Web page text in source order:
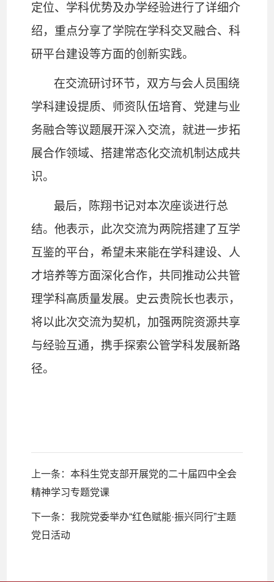
定位、学科优势及办学经验进行了详细介
绍，重点分享了学院在学科交叉融合、科
研平台建设等方面的创新实践。
在交流研讨环节，双方与会人员围绕
学科建设提质、师资队伍培育、党建与业
务融合等议题展开深入交流，就进一步拓
展合作领域、搭建常态化交流机制达成共
识。
最后，陈翔书记对本次座谈进行总
结。他表示，此次交流为两院搭建了互学
互鉴的平台，希望未来能在学科建设、人
才培养等方面深化合作，共同推动公共管
理学科高质量发展。史云贵院长也表示，
将以此次交流为契机，加强两院资源共享
与经验互通，携手探索公管学科发展新路
径。
上一条：本科生党支部开展党的二十届四中全会
精神学习专题党课
下一条：我院党委举办“红色赋能·振兴同行”主题
党日活动